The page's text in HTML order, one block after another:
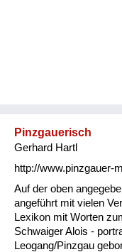
Pinzgauerisch
Gerhard Hartl
http://www.pinzgauer-
Auf der oben
angeführt mit vielen
Lexikon mit Worten
Schwaiger Alois -
Leogang/Pinzgau